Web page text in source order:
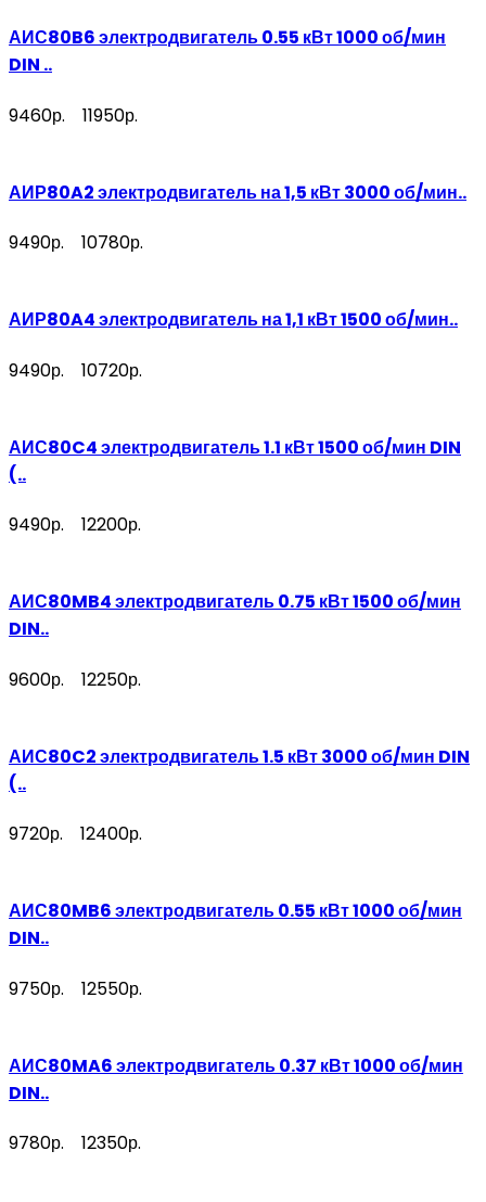
АИС80B6 электродвигатель 0.55 кВт 1000 об/мин
DIN ..
9460р. 11950р.
АИР80A2 электродвигатель на 1,5 кВт 3000 об/мин..
9490р. 10780р.
АИР80A4 электродвигатель на 1,1 кВт 1500 об/мин..
9490р. 10720р.
АИС80C4 электродвигатель 1.1 кВт 1500 об/мин DIN
(..
9490р. 12200р.
АИС80MB4 электродвигатель 0.75 кВт 1500 об/мин
DIN..
9600р. 12250р.
АИС80C2 электродвигатель 1.5 кВт 3000 об/мин DIN
(..
9720р. 12400р.
АИС80MB6 электродвигатель 0.55 кВт 1000 об/мин
DIN..
9750р. 12550р.
АИС80MA6 электродвигатель 0.37 кВт 1000 об/мин
DIN..
9780р. 12350р.